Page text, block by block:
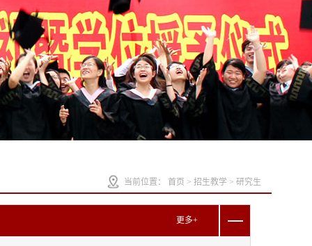
当前位置： 首页 > 招生教学 > 研究生
更多+